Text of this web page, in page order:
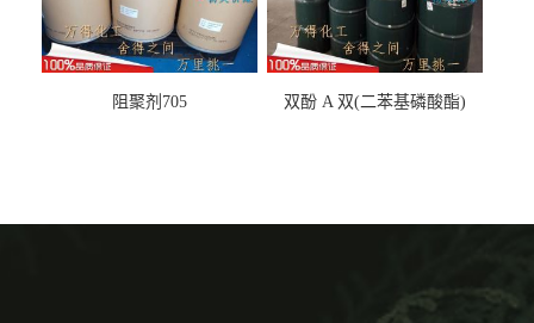
阻聚剂705 双酚 A 双(二苯基磷酸酯)